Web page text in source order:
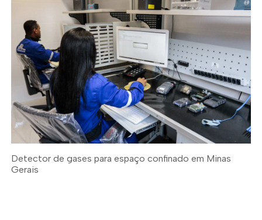
Detector de gases para espaço confinado em Minas
Gerais